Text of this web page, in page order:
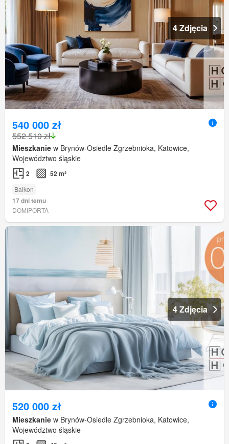
4 Zdjęcia
540 000 zł
552 510 zł
Mieszkanie w Brynów-Osiedle Zgrzebnioka, Katowice,
Województwo śląskie
2 52 m²
Balkon
17 dni temu
DOMIPORTA
4 Zdjęcia
520 000 zł
Mieszkanie w Brynów-Osiedle Zgrzebnioka, Katowice,
Województwo śląskie